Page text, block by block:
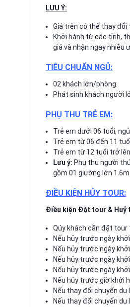
LƯU Ý:
Giá trên có thể thay
Khởi hành từ các tỉnh,
giá và nhận ngay nhiều
TIÊU CHUẨN NGỦ:
02 khách lớn/phòng.
Phát sinh khách người
PHỤ THU TRẺ EM:
Trẻ em dưới 06 tuổi,
Trẻ em từ 06 đến 11
Trẻ em từ 12 tuổi trở
Lưu ý: Phụ thu người
gồm 01 giường lớn
ĐIỀU KIỆN HỦY TOUR:
Điều kiện Đặt tour & Huỷ
Qúy khách cần đặt
Nếu hủy trước ngày
Nếu hủy trước ngày
Nếu hủy trước ngày
Nếu hủy trước ngày
Nếu hủy trước giờ khởi
Nếu thay đổi chuyến du
Nếu thay đổi chuyến du